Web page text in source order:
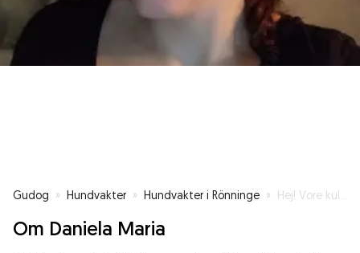
Gudog » Hundvakter » Hundvakter i Rönninge » Hej! Vore kul att få komma ut på promenad med en snäll och tillgiven vovve.
Om Daniela Maria